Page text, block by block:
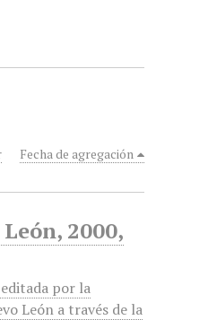
Fecha de agregación
2000,
por la
León a través de la